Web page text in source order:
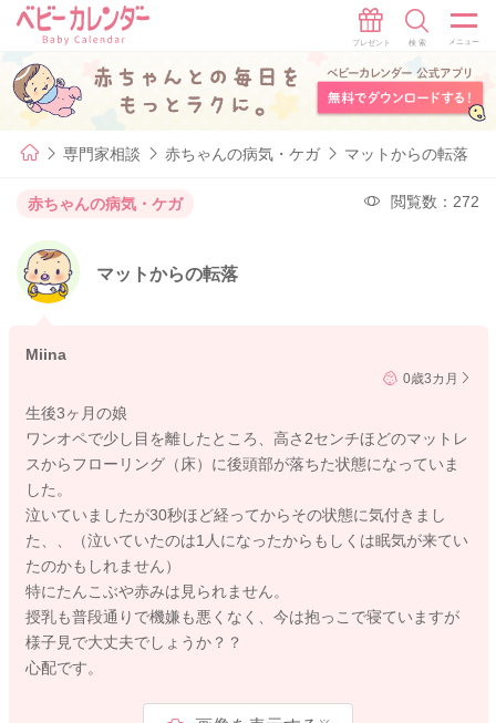
専門家相談 赤ちゃんの病気・ケガ マットからの転落
赤ちゃんの病気・ケガ 閲覧数：272
マットからの転落
Miina
0歳3カ月
生後3ヶ月の娘
ワンオペで少し目を離したところ、高さ2センチほどのマットレ
スからフローリング（床）に後頭部が落ちた状態になっていま
した。
泣いていましたが30秒ほど経ってからその状態に気付きまし
た、、（泣いていたのは1人になったからもしくは眠気が来てい
たのかもしれません）
特にたんこぶや赤みは見られません。
授乳も普段通りで機嫌も悪くなく、今は抱っこで寝ていますが
様子見で大丈夫でしょうか？？
心配です。